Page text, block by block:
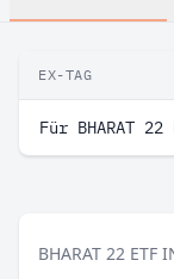
EX-TAG
Für BHARAT
BHARAT 22